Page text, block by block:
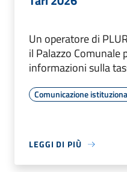
Un operatore di
il Palazzo
informazioni sulla
Comunicazione
LEGGI DI PIÙ